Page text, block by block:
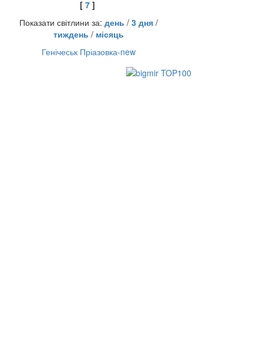
[ 7]
Показати світлини за: день / 3 дня/
тиждень / місяць
Генічеськ Пріазовка-new